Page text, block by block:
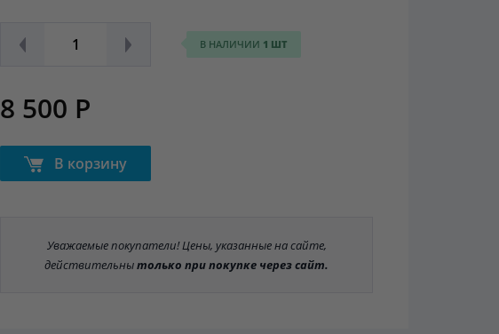
В НАЛИЧИИ 1 ШТ
8 500 Р
В корзину
Уважаемые покупатели! Цены, указанные на сайте,
действительнытолько при покупке через сайт.